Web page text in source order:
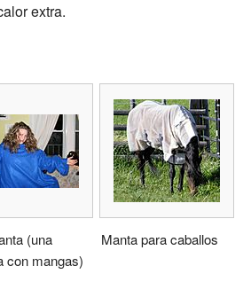
extra.
(una
con mangas)
Manta para caballos